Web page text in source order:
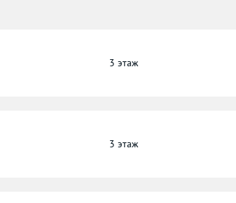
3 этаж
3 этаж